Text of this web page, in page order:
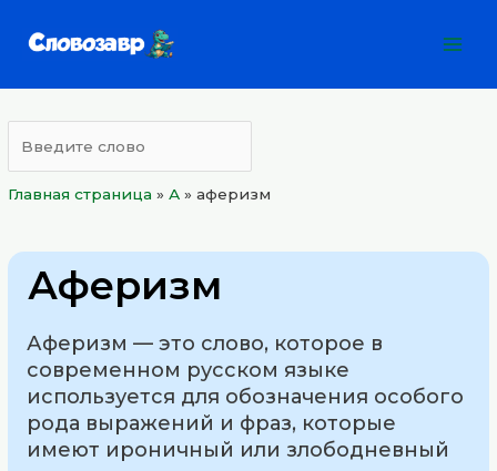
Главная страница »А »аферизм
Аферизм
Аферизм — это слово, которое в
современном русском языке
используется для обозначения особого
рода выражений и фраз, которые
имеют ироничный или злободневный